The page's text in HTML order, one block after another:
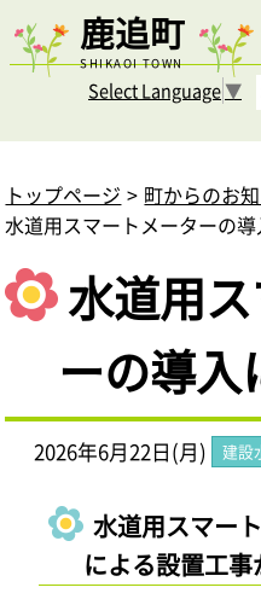
鹿追町
SHIKAOI TOWN
Select Language▼
トップページ
町からのお
水道用スマートメーターの
水道用
ーの導入
2026年6月22日(月) 建設
水道用スマー
による設置工事